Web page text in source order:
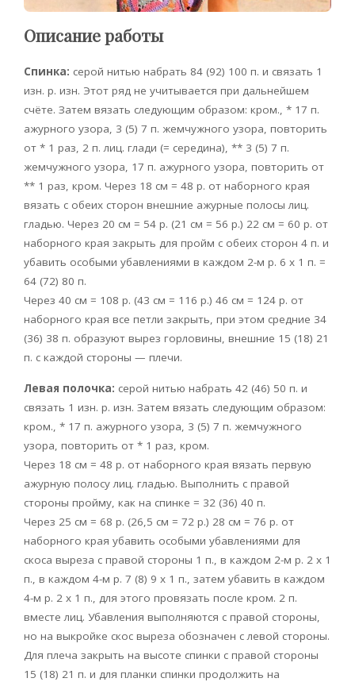
Описание работы
Спинка: серой нитью набрать 84 (92) 100 п. и связать 1
изн. р. изн. Этот ряд не учитывается при дальнейшем
счёте. Затем вязать следующим образом: кром., * 17 п.
ажурного узора, 3 (5) 7 п. жемчужного узора, повторить
от * 1 раз, 2 п. лиц. глади (= середина), ** 3 (5) 7 п.
жемчужного узора, 17 п. ажурного узора, повторить от
** 1 раз, кром. Через 18 см = 48 р. от наборного края
вязать с обеих сторон внешние ажурные полосы лиц.
гладью. Через 20 см = 54 р. (21 см = 56 р.) 22 см = 60 р. от
наборного края закрыть для пройм с обеих сторон 4 п. и
убавить особыми убавлениями в каждом 2-м р. 6 х 1 п. =
64 (72) 80 п.
Через 40 см = 108 р. (43 см = 116 р.) 46 см = 124 р. от
наборного края все петли закрыть, при этом средние 34
(36) 38 п. образуют вырез горловины, внешние 15 (18) 21
п. с каждой стороны — плечи.
Левая полочка: серой нитью набрать 42 (46) 50 п. и
связать 1 изн. р. изн. Затем вязать следующим образом:
кром., * 17 п. ажурного узора, 3 (5) 7 п. жемчужного
узора, повторить от * 1 раз, кром.
Через 18 см = 48 р. от наборного края вязать первую
ажурную полосу лиц. гладью. Выполнить с правой
стороны пройму, как на спинке = 32 (36) 40 п.
Через 25 см = 68 р. (26,5 см = 72 р.) 28 см = 76 р. от
наборного края убавить особыми убавлениями для
скоса выреза с правой стороны 1 п., в каждом 2-м р. 2 х 1
п., в каждом 4-м р. 7 (8) 9 х 1 п., затем убавить в каждом
4-м р. 2 х 1 п., для этого провязать после кром. 2 п.
вместе лиц. Убавления выполняются с правой стороны,
но на выкройке скос выреза обозначен с левой стороны.
Для плеча закрыть на высоте спинки с правой стороны
15 (18) 21 п. и для планки спинки продолжить на